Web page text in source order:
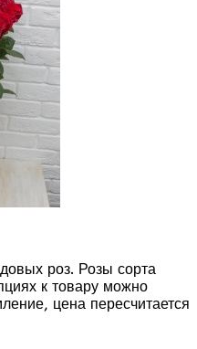
роз. Розы сорта
к товару можно
цена пересчитается